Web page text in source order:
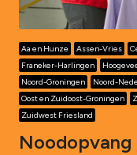
Aa en Hunze Assen-Vries
Franeker-Harlingen
Noord-Groningen
Noord-
Oost en Zuidoost-Groningen
Zuidwest Friesland
Noodopvang